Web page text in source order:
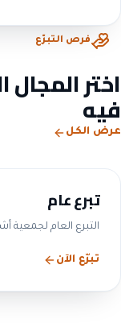
فرص التبرّع
اختر
فيه
عرض الكل
تبرع عام
التبرع العام لجمعية
تبرّع الآن